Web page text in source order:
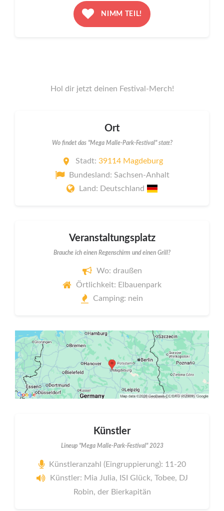
NIMM TEIL!
Hol dir jetzt deinen Festival-Merch!
Ort
Wo findet das "Mega Malle-Park-Festival" statt?
Stadt: 39114 Magdeburg
Bundesland: Sachsen-Anhalt
Land: Deutschland
Veranstaltungsplatz
Brauche ich einen Regenschirm und einen Grill?
Wo: draußen
Örtlichkeit: Elbauenpark
Camping: nein
Künstler
Lineup "Mega Malle-Park-Festival" 2023
Künstleranzahl (Eingruppierung): 11-20
Künstler: Mia Julia, ISI Glück, Tobee, DJ
Robin, der Bierkapitän